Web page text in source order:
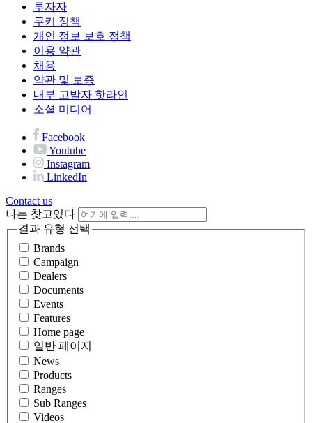
투자자
쿠키 정책
개인 정보 보호 정책
이용 약관
채용
약관 및 보증
내부 고발자 핫라인
소셜 미디어
Facebook
Youtube
Instagram
LinkedIn
Contact us
나는 찾고있다
결과 유형 선택
Brands
Campaign
Dealers
Documents
Events
Features
Home page
일반 페이지
News
Products
Ranges
Sub Ranges
Videos